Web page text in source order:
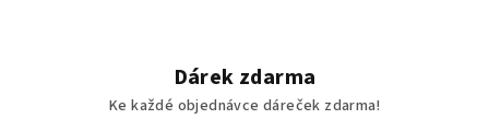
Dárek zdarma
Ke každé objednávce dáreček zdarma!